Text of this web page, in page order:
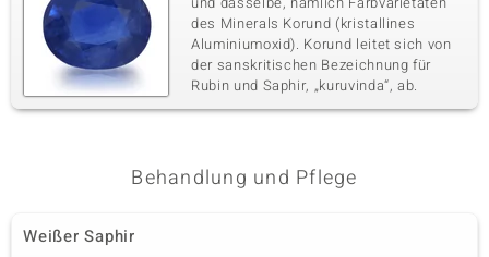
des Minerals Korund (kristallines
Aluminiumoxid). Korund leitet sich von
der sanskritischen Bezeichnung für
Rubin und Saphir, „kuruvinda“, ab.
Behandlung und Pflege
Weißer Saphir